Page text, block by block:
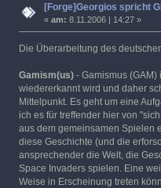
[Forge]Georgios spricht
«am: 8.11.2006 | 14:27 »
Die Überarbeitung des
Gamism(us) - Gamismus
wiedererkannt wird und daher
Mittelpunkt. Es geht um eine
ich es für treffender hier von
aus dem gemeinsamen Spielen
diese Geschichte (und die
ansprechender die Welt, die
Space Invaders spielen. Eine
Weise in Erscheinung treten